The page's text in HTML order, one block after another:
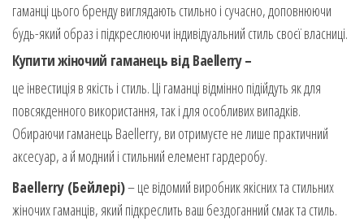
гаманці цього бренду виглядають стильно і сучасно, доповнюючи
будь-який образ і підкреслюючи індивідуальний стиль своєї власниці.
Купити жіночий гаманець від Baellerry –
це інвестиція в якість і стиль. Ці гаманці відмінно підійдуть як для
повсякденного використання, так і для особливих випадків.
Обираючи гаманець Baellerry, ви отримуєте не лише практичний
аксесуар, а й модний і стильний елемент гардеробу.
Baellerry (Бейлері)– це відомий виробник якісних та стильних
жіночих гаманців, який підкреслить ваш бездоганний смак та стиль.